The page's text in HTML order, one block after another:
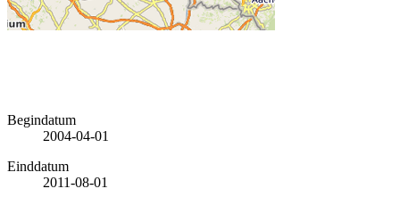
Begindatum
2004-04-01
Einddatum
2011-08-01